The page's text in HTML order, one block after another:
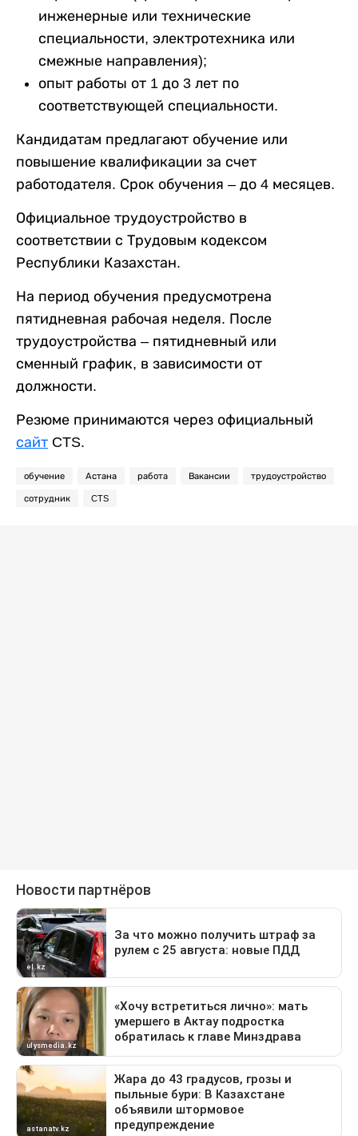
инженерные или технические
специальности, электротехника или
смежные направления);
опыт работы от 1 до 3 лет по
соответствующей специальности.
Кандидатам предлагают обучение или
повышение квалификации за счет
работодателя. Срок обучения – до 4 месяцев.
Официальное трудоустройство в
соответствии с Трудовым кодексом
Республики Казахстан.
На период обучения предусмотрена
пятидневная рабочая неделя. После
трудоустройства – пятидневный или
сменный график, в зависимости от
должности.
Резюме принимаются через официальный
сайт CTS.
обучение Астана работа Вакансии трудоустройство
сотрудник CTS